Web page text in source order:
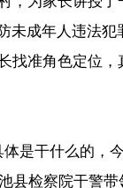
未成年人违法
找准角色定位
干什么的，今
县检察院干警